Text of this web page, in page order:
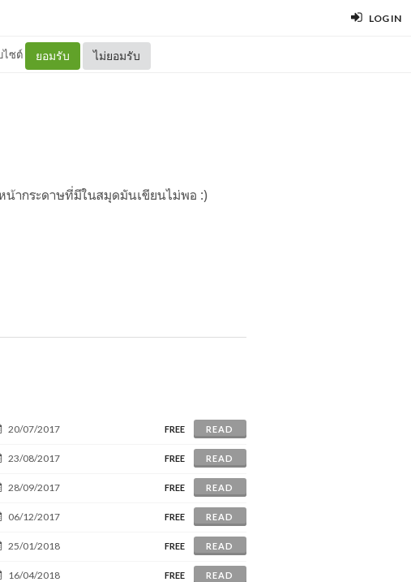
LOG IN
ไซต์ ยอมรับ ไม่ยอมรับ
น้ากระดาษที่มีในสมุดมันเขียนไม่พอ :)
20/07/2017 FREE READ
23/08/2017 FREE READ
28/09/2017 FREE READ
06/12/2017 FREE READ
25/01/2018 FREE READ
16/04/2018 FREE READ